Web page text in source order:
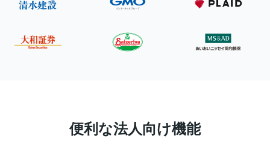
便利な法人向け機能